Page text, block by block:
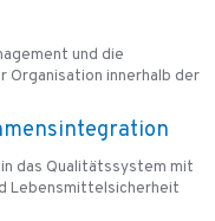
und die
Organisation innerhalb der
das Qualitätssystem mit
Lebensmittelsicherheit